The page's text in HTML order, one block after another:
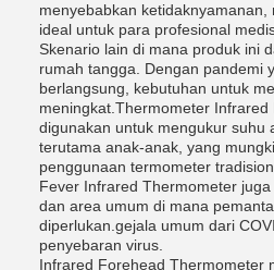
menyebabkan ketidaknyamanan,
ideal untuk para profesional
Skenario lain di mana produk ini
rumah tangga. Dengan pandemi
berlangsung, kebutuhan untuk
meningkat.Thermometer Infrared
digunakan untuk mengukur suhu
terutama anak-anak, yang
penggunaan termometer
Fever Infrared Thermometer
dan area umum di mana
diperlukan.gejala umum dari
penyebaran virus.
Infrared Forehead Thermometer